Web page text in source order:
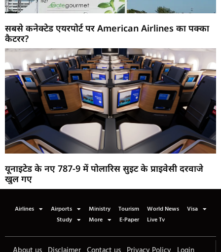
सबसे कनेक्टेड एयरपोर्ट पर American Airlines का पक्का
कैटरर?
यूनाइटेड के नए 787-9 में पोलारिस सुइट के प्राइवेसी दरवाजे
खुल गए
Airlines Airports Ministry Tourism World News
Visa
Study
More E-Paper Live Tv